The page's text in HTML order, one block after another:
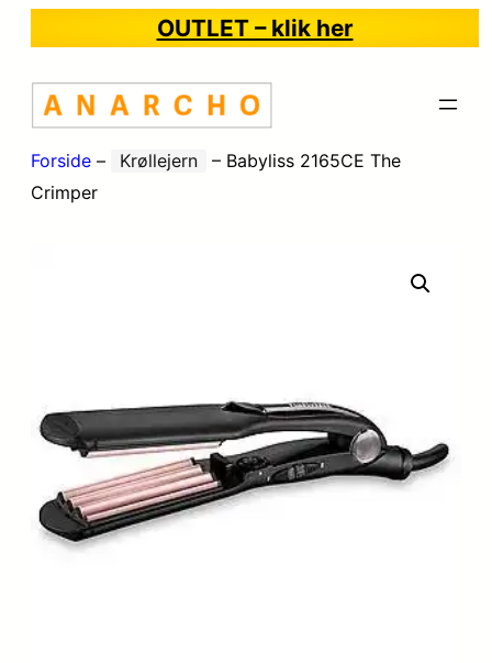
OUTLET – klik her
Forside – Krøllejern – Babyliss 2165CE The
Crimper